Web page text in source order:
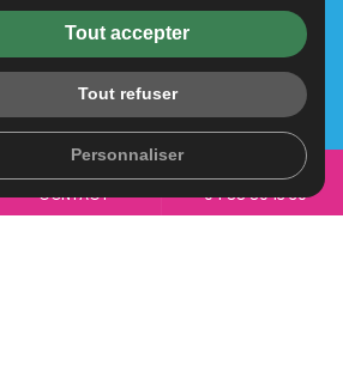
CONTACT 04 88 80 13 30
Tout accepter
Tout refuser
Personnaliser